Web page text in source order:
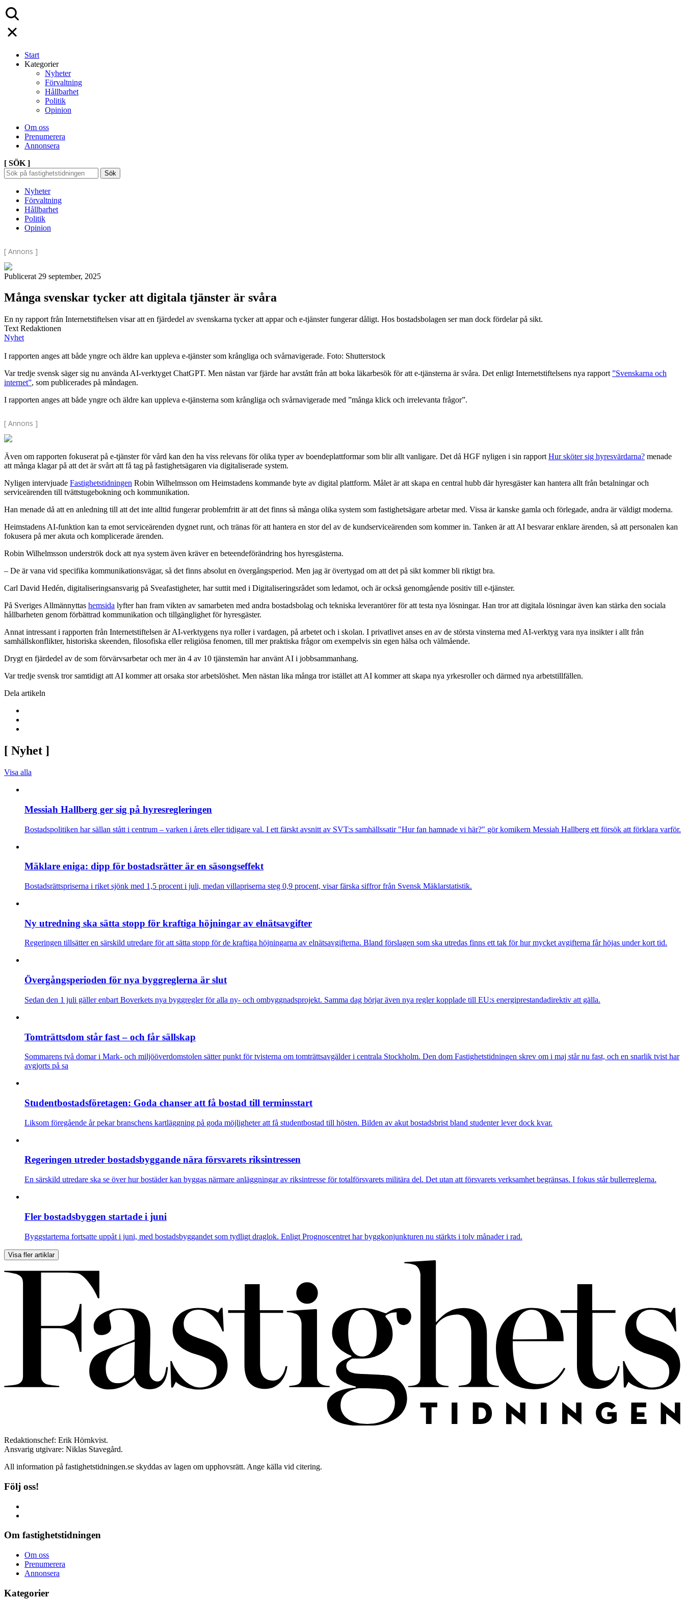
Start
Kategorier
Nyheter
Förvaltning
Hållbarhet
Politik
Opinion
Om oss
Prenumerera
Annonsera
[ SÖK ]
Sök
efter:
Sök
Sök
Nyheter
Förvaltning
Hållbarhet
Politik
Opinion
[ Annons ]
Publicerat 29 september, 2025
Många svenskar tycker att digitala tjänster är svåra
En ny rapport från Internetstiftelsen visar att en fjärdedel av svenskarna tycker att appar och e-tjänster fungerar dåligt. Hos bostadsbolagen ser man dock fördelar på sikt.
Text Redaktionen
Nyhet
I rapporten anges att både yngre och äldre kan uppleva e-tjänster som krångliga och svårnavigerade. Foto: Shutterstock
Var tredje svensk säger sig nu använda AI-verktyget ChatGPT. Men nästan var fjärde har avstått från att boka läkarbesök för att e-tjänsterna är svåra. Det enligt Internetstiftelsens nya rapport ”Svenskarna och
internet”, som publicerades på måndagen.
I rapporten anges att både yngre och äldre kan uppleva e-tjänsterna som krångliga och svårnavigerade med ”många klick och irrelevanta frågor”.
[ Annons ]
Även om rapporten fokuserat på e-tjänster för vård kan den ha viss relevans för olika typer av boendeplattformar som blir allt vanligare. Det då HGF nyligen i sin rapport Hur sköter sig hyresvärdarna? menade
att många klagar på att det är svårt att få tag på fastighetsägaren via digitaliserade system.
Nyligen intervjuade Fastighetstidningen Robin Wilhelmsson om Heimstadens kommande byte av digital plattform. Målet är att skapa en central hubb där hyresgäster kan hantera allt från betalningar och
serviceärenden till tvättstugebokning och kommunikation.
Han menade då att en anledning till att det inte alltid fungerar problemfritt är att det finns så många olika system som fastighetsägare arbetar med. Vissa är kanske gamla och förlegade, andra är väldigt moderna.
Heimstadens AI-funktion kan ta emot serviceärenden dygnet runt, och tränas för att hantera en stor del av de kundserviceärenden som kommer in. Tanken är att AI besvarar enklare ärenden, så att personalen kan
fokusera på mer akuta och komplicerade ärenden.
Robin Wilhelmsson underströk dock att nya system även kräver en beteendeförändring hos hyresgästerna.
– De är vana vid specifika kommunikationsvägar, så det finns absolut en övergångsperiod. Men jag är övertygad om att det på sikt kommer bli riktigt bra.
Carl David Hedén, digitaliseringsansvarig på Sveafastigheter, har suttit med i Digitaliseringsrådet som ledamot, och är också genomgående positiv till e-tjänster.
På Sveriges Allmännyttas hemsida lyfter han fram vikten av samarbeten med andra bostadsbolag och tekniska leverantörer för att testa nya lösningar. Han tror att digitala lösningar även kan stärka den sociala
hållbarheten genom förbättrad kommunikation och tillgänglighet för hyresgäster.
Annat intressant i rapporten från Internetstiftelsen är AI-verktygens nya roller i vardagen, på arbetet och i skolan. I privatlivet anses en av de största vinsterna med AI-verktyg vara nya insikter i allt från
samhällskonflikter, historiska skeenden, filosofiska eller religiösa fenomen, till mer praktiska frågor om exempelvis sin egen hälsa och välmående.
Drygt en fjärdedel av de som förvärvsarbetar och mer än 4 av 10 tjänstemän har använt AI i jobbsammanhang.
Var tredje svensk tror samtidigt att AI kommer att orsaka stor arbetslöshet. Men nästan lika många tror istället att AI kommer att skapa nya yrkesroller och därmed nya arbetstillfällen.
Dela artikeln
[ Nyhet ]
Visa alla
Messiah Hallberg ger sig på hyresregleringen
Bostadspolitiken har sällan stått i centrum – varken i årets eller tidigare val. I ett färskt avsnitt av SVT:s samhällssatir "Hur fan hamnade vi här?" gör komikern Messiah Hallberg ett försök att förklara varför.
Mäklare eniga: dipp för bostadsrätter är en säsongseffekt
Bostadsrättspriserna i riket sjönk med 1,5 procent i juli, medan villapriserna steg 0,9 procent, visar färska siffror från Svensk Mäklarstatistik.
Ny utredning ska sätta stopp för kraftiga höjningar av elnätsavgifter
Regeringen tillsätter en särskild utredare för att sätta stopp för de kraftiga höjningarna av elnätsavgifterna. Bland förslagen som ska utredas finns ett tak för hur mycket avgifterna får höjas under kort tid.
Övergångsperioden för nya byggreglerna är slut
Sedan den 1 juli gäller enbart Boverkets nya byggregler för alla ny- och ombyggnadsprojekt. Samma dag börjar även nya regler kopplade till EU:s energiprestandadirektiv att gälla.
Tomträttsdom står fast – och får sällskap
Sommarens två domar i Mark- och miljööverdomstolen sätter punkt för tvisterna om tomträttsavgälder i centrala Stockholm. Den dom Fastighetstidningen skrev om i maj står nu fast, och en snarlik tvist har
avgjorts på sa
Studentbostadsföretagen: Goda chanser att få bostad till terminsstart
Liksom föregående år pekar branschens kartläggning på goda möjligheter att få studentbostad till hösten. Bilden av akut bostadsbrist bland studenter lever dock kvar.
Regeringen utreder bostadsbyggande nära försvarets riksintressen
En särskild utredare ska se över hur bostäder kan byggas närmare anläggningar av riksintresse för totalförsvarets militära del. Det utan att försvarets verksamhet begränsas. I fokus står bullerreglerna.
Fler bostadsbyggen startade i juni
Byggstarterna fortsatte uppåt i juni, med bostadsbyggandet som tydligt draglok. Enligt Prognoscentret har byggkonjunkturen nu stärkts i tolv månader i rad.
Visa fler artiklar
Redaktionschef: Erik Hörnkvist.
Ansvarig utgivare: Niklas Stavegård.
All information på fastighetstidningen.se skyddas av lagen om upphovsrätt. Ange källa vid citering.
Följ oss!
Om fastighetstidningen
Om oss
Prenumerera
Annonsera
Kategorier